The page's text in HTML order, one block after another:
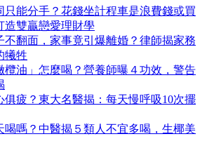
只能分手？花錢坐計程車是浪費錢或買
造雙贏戀愛理財學
不翻面，家事竟引爆離婚？律師揭家務
犧牲
欖油」怎麼喝？營養師曝４功效，警告
俱疲？東大名醫揭：每天慢呼吸10次擺
喝嗎？中醫揭５類人不宜多喝，生椰美